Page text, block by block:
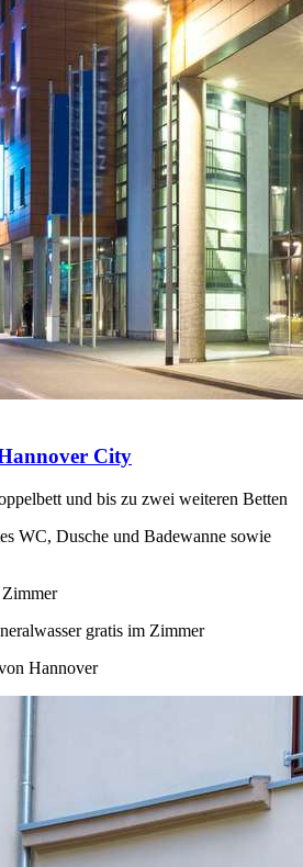
City
und bis zu zwei weiteren Betten
WC, Dusche und Badewanne sowie
gratis im Zimmer
Hannover